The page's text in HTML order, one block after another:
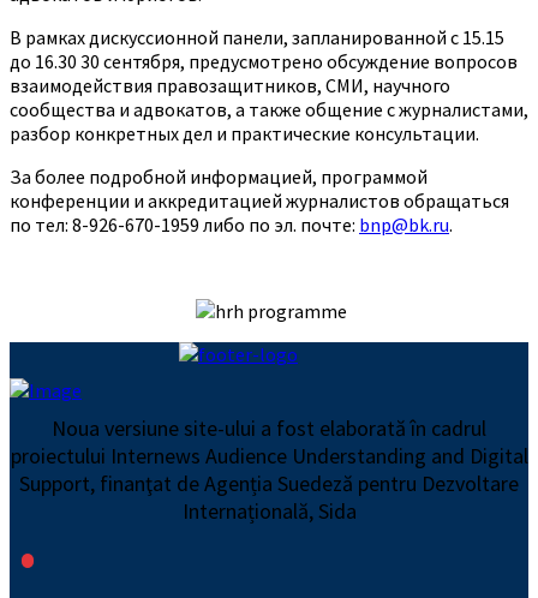
В рамках дискуссионной панели, запланированной с 15.15
до 16.30 30 сентября, предусмотрено обсуждение вопросов
взаимодействия правозащитников, СМИ, научного
сообщества и адвокатов, а также общение с журналистами,
разбор конкретных дел и практические консультации.
За более подробной информацией, программой
конференции и аккредитацией журналистов обращаться
по тел: 8-926-670-1959 либо по эл. почте: bnp@bk.ru.
Noua versiune site-ului a fost elaborată în cadrul
proiectului Internews Audience Understanding and Digital
Support, finanţat de Agenția Suedeză pentru Dezvoltare
Internațională, Sida